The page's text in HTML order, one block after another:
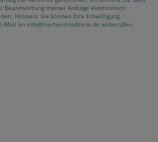
Beantwortung meiner Anfrage elektronisch
Hinweis: Sie können Ihre Einwilligung
Mail an info@tierheim-koblenz.de widerrufen.